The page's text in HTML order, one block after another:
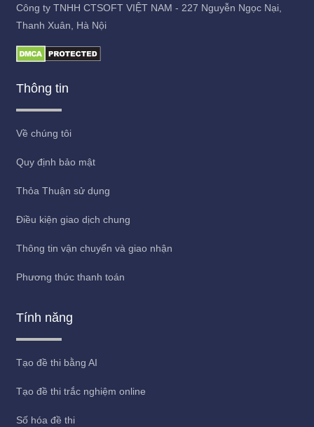
Công ty TNHH CTSOFT VIỆT NAM - 227 Nguyễn Ngọc Nại,
Thanh Xuân, Hà Nội
Thông tin
Về chúng tôi
Quy định bảo mật
Thỏa Thuận sử dụng
Điều kiện giao dịch chung
Thông tin vận chuyển và giao nhận
Phương thức thanh toán
Tính năng
Tạo đề thi bằng AI
Tạo đề thi trắc nghiệm online
Số hóa đề thi